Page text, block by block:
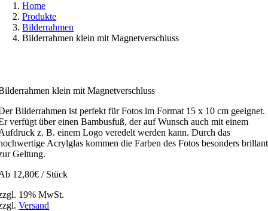
Home
Produkte
Bilderrahmen
Bilderrahmen klein mit Magnetverschluss
klein mit Magnetverschluss
Bilderrahmen ist perfekt für Fotos im Format 15 x 10 cm geeignet.
verfügt über einen Bambusfuß, der auf Wunsch auch mit einem
z. B. einem Logo veredelt werden kann. Durch das
Acrylglas kommen die Farben des Fotos besonders brillant
Geltung.
12,80€ / Stück
19% MwSt.
Versand